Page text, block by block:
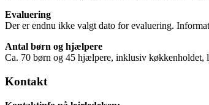
Evaluering
Der er endnu ikke valgt dato for evaluering.
Antal børn og hjælpere
Ca. 70 børn og 45 hjælpere, inklusiv køkkenholdet,
Kontakt